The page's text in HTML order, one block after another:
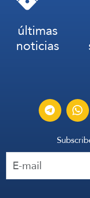
últimas
noticias